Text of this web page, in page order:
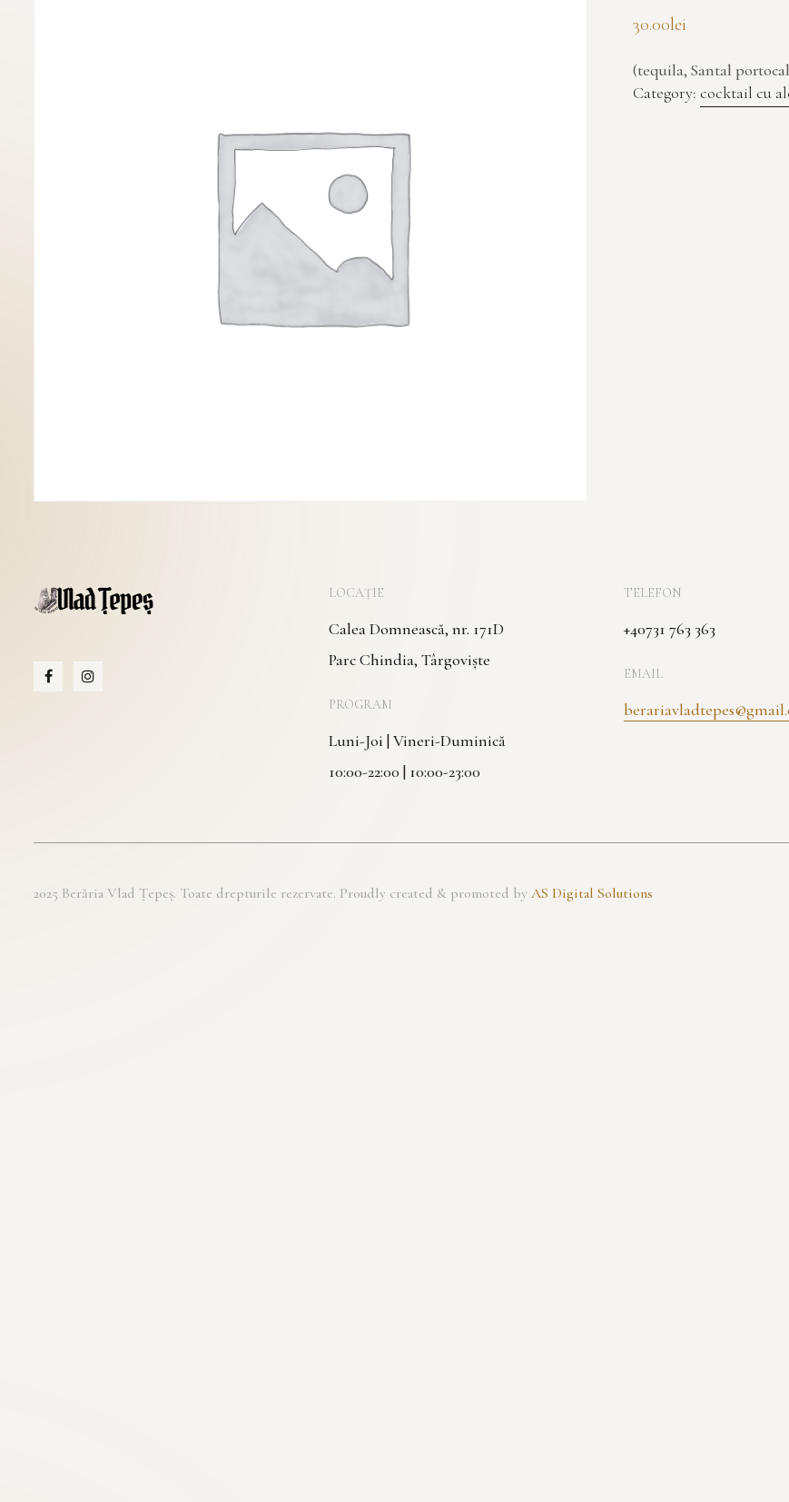
30.00lei
(tequila, Santal
Category: cocktail cu
LOCAȚIE
Calea Domnească, nr. 171D
Parc Chindia, Târgoviște
PROGRAM
Luni-Joi | Vineri-Duminică
10:00-22:00 | 10:00-23:00
TELEFON
+40731 763 363
EMAIL
2025 Berăria Vlad Țepeș. Toate drepturile rezervate. Proudly created & promoted by AS Digital Solutions